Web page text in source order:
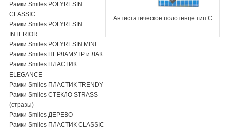
Рамки Smiles POLYRESIN
CLASSIC
Рамки Smiles POLYRESIN
INTERIOR
Рамки Smiles POLYRESIN MINI
Рамки Smiles ПЕРЛАМУТР и ЛАК
Рамки Smiles ПЛАСТИК
ELEGANCE
Рамки Smiles ПЛАСТИК TRENDY
Рамки Smiles СТЕКЛО STRASS
(стразы)
Рамки Smiles ДЕРЕВО
Рамки Smiles ПЛАСТИК CLASSIC
Антистатическое полотенце тип С